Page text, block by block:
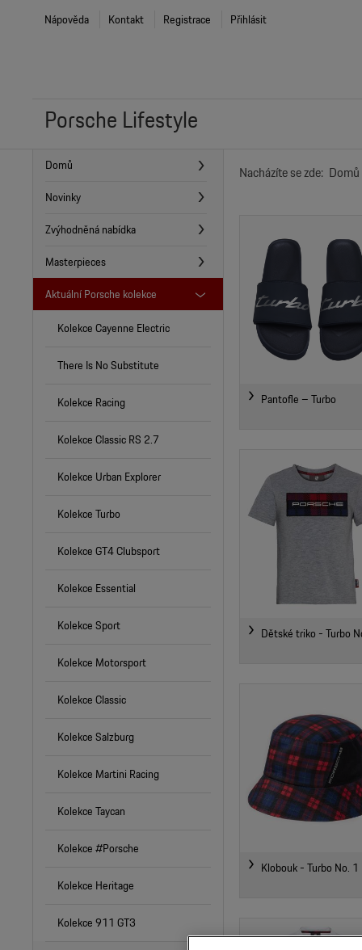
Nápověda Kontakt Registrace Přihlásit
Porsche Lifestyle
Nacházíte se zde: Domů
Pantofle – Turbo
Dětské triko - Turbo
Klobouk - Turbo No. 1
Domů
Novinky
Zvýhodněná nabídka
Masterpieces
Aktuální Porsche kolekce
Kolekce Cayenne Electric
There Is No Substitute
Kolekce Racing
Kolekce Classic RS 2.7
Kolekce Urban Explorer
Kolekce Turbo
Kolekce GT4 Clubsport
Kolekce Essential
Kolekce Sport
Kolekce Motorsport
Kolekce Classic
Kolekce Salzburg
Kolekce Martini Racing
Kolekce Taycan
Kolekce #Porsche
Kolekce Heritage
Kolekce 911 GT3